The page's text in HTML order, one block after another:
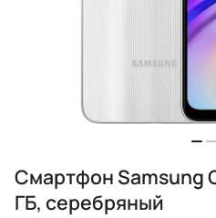
Смартфон Samsung
ГБ, серебряный